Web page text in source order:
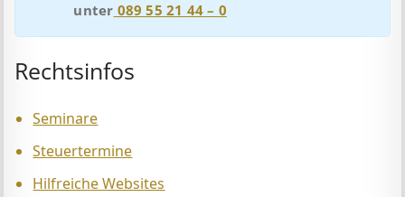
unter 089 55 21 44 – 0
Rechtsinfos
Seminare
Steuertermine
Hilfreiche Websites